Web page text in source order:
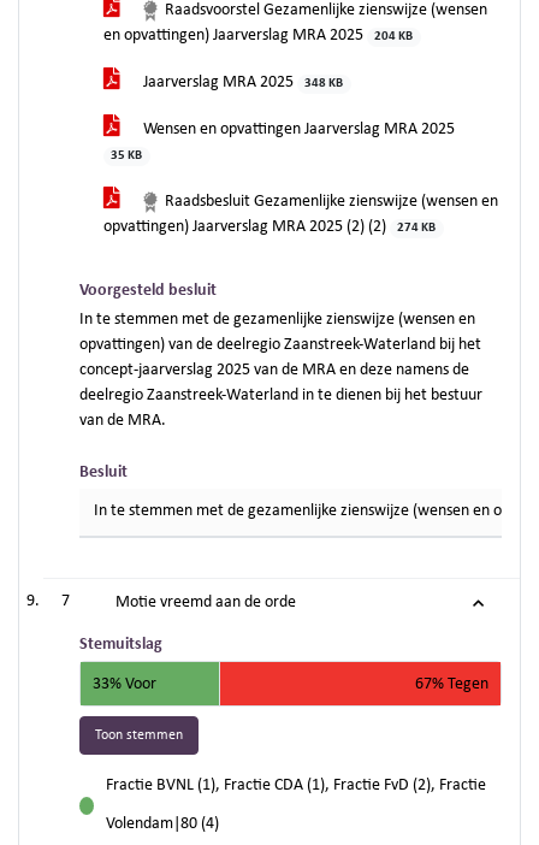
Raadsvoorstel Gezamenlijke zienswijze (wensen
en opvattingen) Jaarverslag MRA 2025
204 KB
Jaarverslag MRA 2025 348 KB
Wensen en opvattingen Jaarverslag MRA 2025
35 KB
Raadsbesluit Gezamenlijke zienswijze (wensen en
opvattingen) Jaarverslag MRA 2025 (2) (2)
274 KB
Voorgesteld besluit
In te stemmen met de gezamenlijke zienswijze (wensen en
opvattingen) van de deelregio Zaanstreek-Waterland bij het
concept-jaarverslag 2025 van de MRA en deze namens de
deelregio Zaanstreek-Waterland in te dienen bij het bestuur
van de MRA.
Besluit
In te stemmen met de gezamenlijke zienswijze (wensen en
7 Motie vreemd aan de orde
Stemuitslag
33% Voor 67% Tegen
Toon stemmen
voor
Fractie BVNL (1), Fractie CDA (1), Fractie FvD (2), Fractie
Volendam|80 (4)